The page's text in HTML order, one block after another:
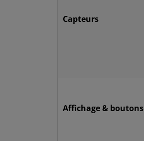
Capteurs
Affichage & boutons